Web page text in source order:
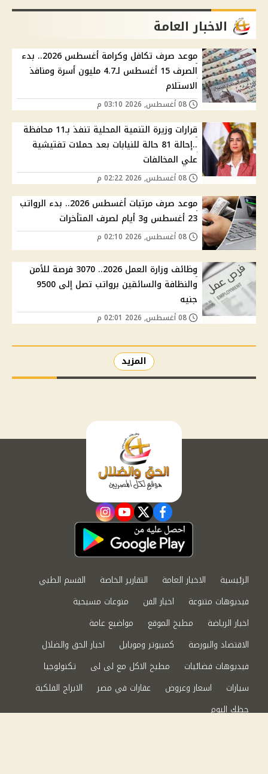
الاخبار العامة
موعد صرف تكافل وكرامة أغسطس 2026.. بدء
الصرف 15 أغسطس لـ4.7 مليون أسرة ومنافذ
الاستلام
قرارات وزيرة التنمية المحلية تنفذ بـ11 محافظة
..إحالة 81 حالة للنيابات بعد حملات تفتيشية
علي المخالفات
موعد صرف مرتبات أغسطس 2026.. بدء الرواتب
23 أغسطس و3 أيام لصرف المتأخرات
وظائف وزارة العمل 2026.. 3070 فرصة للأمن
والنظافة والسائقين برواتب تصل إلى 9500
جنيه
المزيد
facebook
twitter
youtube
instagram
الرئيسية الاخبار العامة التقارير الخاصة
القسم الطبي
فيديوهات متنوعة
اخبار الفن
منوعات مسيحية
اخبار الرياضة
مطبخ الموقع
مواضيع عامة
الاقتصاد والبورصة
كمبيوتر وموبايل
اخبار الحق والضلال
فيديوهات فضائيات
مطبخ الاكل مع لى لى
تكنولوجيا
سيارات
اسعار وعروض عقارات في مصر
الابراج الفلكية
حظك اليوم